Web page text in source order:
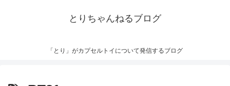
とりちゃんねるブログ
「とり」がカプセルトイについて発信するブログ